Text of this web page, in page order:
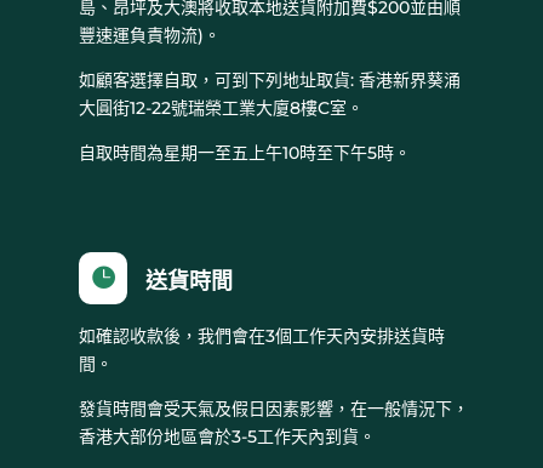
島、昂坪及大澳將收取本地送貨附加費$200並由順
豐速運負責物流)。
如顧客選擇自取，可到下列地址取貨: 香港新界葵涌
大圓街12-22號瑞榮工業大廈8樓C室。
自取時間為星期一至五上午10時至下午5時。
 送貨時間
如確認收款後，我們會在3個工作天內安排送貨時
間。
發貨時間會受天氣及假日因素影響，在一般情況下，
香港大部份地區會於3-5工作天內到貨。